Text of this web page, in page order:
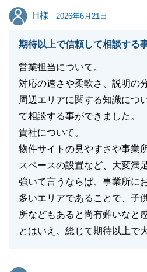
H様
H様 2026年6月21日
期待以上で信頼して相談する
営業担当について。
対応の速さや柔軟さ、説明の
周辺エリアに関する知識につ
て相談する事ができました。
貴社について。
物件サイトの見やすさや事業
スペースの設置など、大変満
強いて言うならば、事業所に
多いエリアであることで、子
所などもあると尚有難いなと
とはいえ、総じて期待以上で